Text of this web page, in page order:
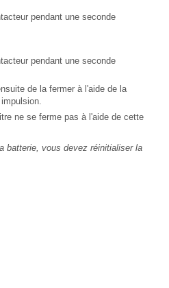
pendant une seconde
pendant une seconde
de la fermer à l'aide de la
ne se ferme pas à l'aide de cette
batterie, vous devez réinitialiser la